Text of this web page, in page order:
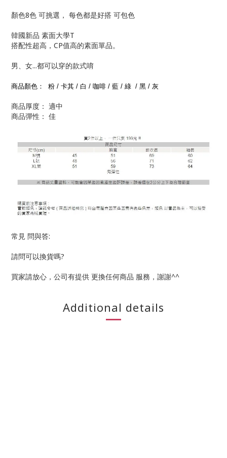
顏色8色 可挑選， 每色都是好搭 可包色
韓國新品 素面大學T
搭配性超高，CP值高的素面單品。
男、女...都可以穿的款式唷
商品顏色： 粉 / 卡其 / 白 / 咖啡 / 藍 / 綠 / 黑 / 灰
商品厚度： 適中
商品彈性： 佳
常見 問與答:
請問可以換貨嗎?
買家請放心，公司有提供 更換任何商品 服務，謝謝^^
Additional details